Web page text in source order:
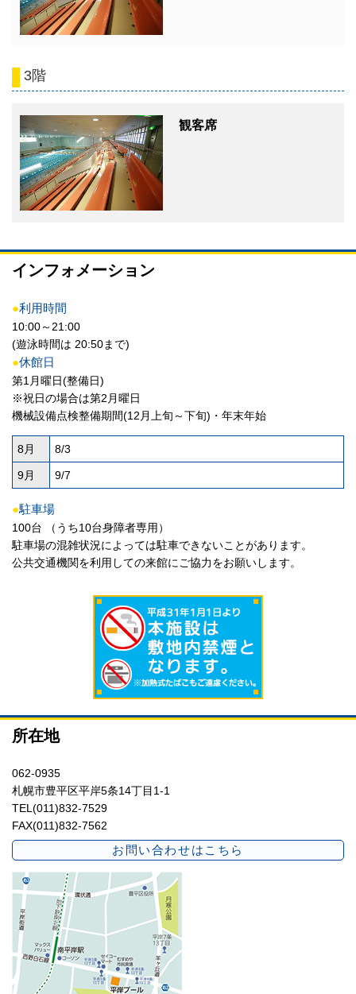
3階
観客席
インフォメーション
●利用時間
10:00～21:00
(遊泳時間は 20:50まで)
●休館日
第1月曜日(整備日)
※祝日の場合は第2月曜日
機械設備点検整備期間(12月上旬～下旬)・年末年始
8月 8/3
9月 9/7
●駐車場
100台 （うち10台身障者専用）
駐車場の混雑状況によっては駐車できないことがあります。
公共交通機関を利用しての来館にご協力をお願いします。
所在地
062-0935
札幌市豊平区平岸5条14丁目1-1
TEL(011)832-7529
FAX(011)832-7562
お問い合わせはこちら